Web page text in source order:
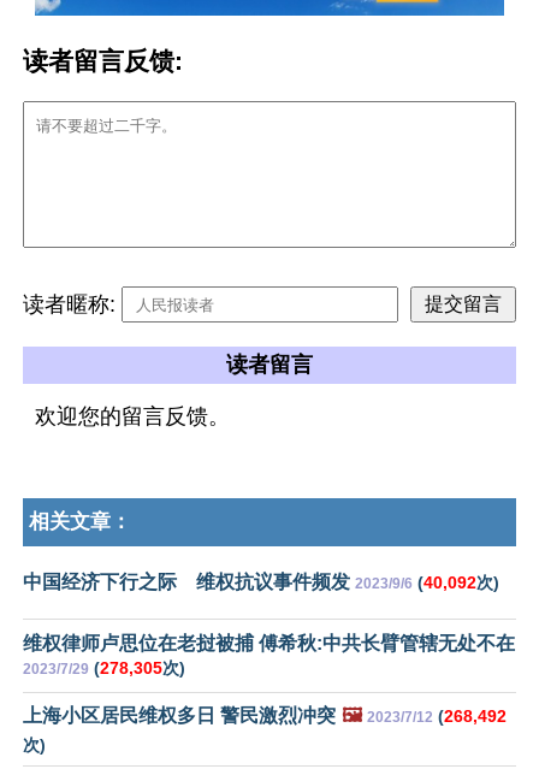
读者留言反馈:
读者暱称:
读者留言
欢迎您的留言反馈。
相关文章：
中国经济下行之际 维权抗议事件频发 2023/9/6 (40,092次)
维权律师卢思位在老挝被捕 傅希秋:中共长臂管辖无处不在
2023/7/29 (278,305次)
上海小区居民维权多日 警民激烈冲突 🖼️ 2023/7/12 (268,492
次)